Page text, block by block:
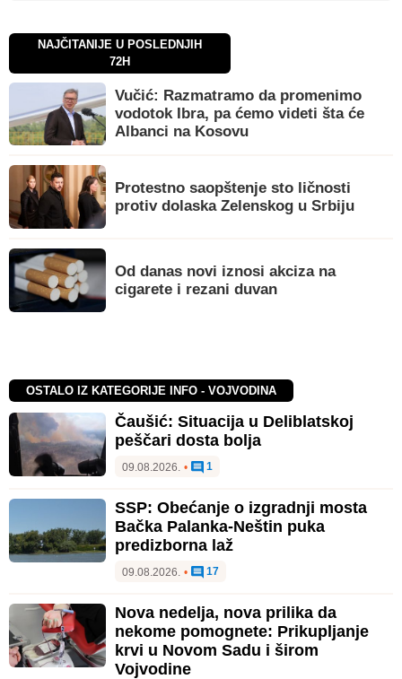
NAJČITANIJE U POSLEDNJIH
72H
Vučić: Razmatramo da promenimo
vodotok Ibra, pa ćemo videti šta će
Albanci na Kosovu
Protestno saopštenje sto ličnosti
protiv dolaska Zelenskog u Srbiju
Od danas novi iznosi akciza na
cigarete i rezani duvan
OSTALO IZ KATEGORIJE INFO - VOJVODINA
Čaušić: Situacija u Deliblatskoj
peščari dosta bolja
09.08.2026. • 1
SSP: Obećanje o izgradnji mosta
Bačka Palanka-Neštin puka
predizborna laž
09.08.2026. • 17
Nova nedelja, nova prilika da
nekome pomognete: Prikupljanje
krvi u Novom Sadu i širom
Vojvodine